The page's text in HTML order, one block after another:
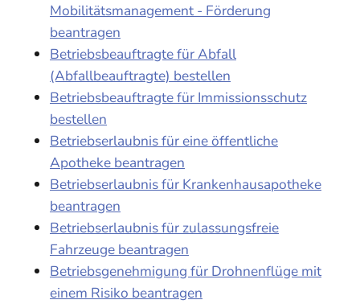
Mobilitätsmanagement - Förderung
beantragen
Betriebsbeauftragte für Abfall
(Abfallbeauftragte) bestellen
Betriebsbeauftragte für Immissionsschutz
bestellen
Betriebserlaubnis für eine öffentliche
Apotheke beantragen
Betriebserlaubnis für Krankenhausapotheke
beantragen
Betriebserlaubnis für zulassungsfreie
Fahrzeuge beantragen
Betriebsgenehmigung für Drohnenflüge mit
einem Risiko beantragen